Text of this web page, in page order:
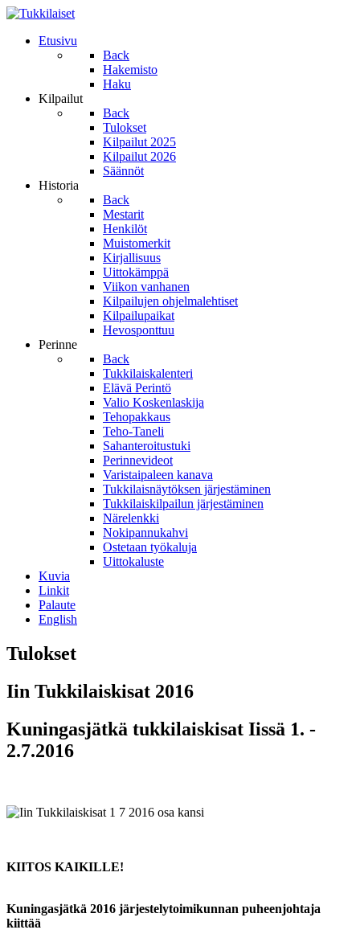
Etusivu
Back
Hakemisto
Haku
Kilpailut
Back
Tulokset
Kilpailut 2025
Kilpailut 2026
Säännöt
Historia
Back
Mestarit
Henkilöt
Muistomerkit
Kirjallisuus
Uittokämppä
Viikon vanhanen
Kilpailujen ohjelmalehtiset
Kilpailupaikat
Hevosponttuu
Perinne
Back
Tukkilaiskalenteri
Elävä Perintö
Valio Koskenlaskija
Tehopakkaus
Teho-Taneli
Sahanteroitustuki
Perinnevideot
Varistaipaleen kanava
Tukkilaisnäytöksen järjestäminen
Tukkilaiskilpailun järjestäminen
Närelenkki
Nokipannukahvi
Ostetaan työkaluja
Uittokaluste
Kuvia
Linkit
Palaute
English
Tulokset
Iin Tukkilaiskisat 2016
Kuningasjätkä tukkilaiskisat Iissä 1. -
2.7.2016
KIITOS KAIKILLE!
Kuningasjätkä 2016 järjestelytoimikunnan puheenjohtaja
kiittää